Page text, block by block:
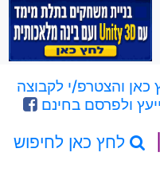
והצטרפ/י לקבוצה
ולפרסם בחינם
לחץ כאן לחיפוש